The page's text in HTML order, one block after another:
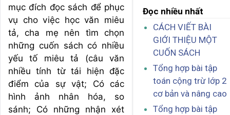
mục đích đọc sách để phục
vụ cho việc học văn miêu
tả, cha mẹ nên tìm chọn
những cuốn sách có nhiều
yếu tố miêu tả (câu văn
nhiều tính từ tái hiện đặc
điểm của sự vật; Có các
hình ảnh nhân hóa, so
sánh; Có những nhận xét
Đọc nhiều nhất
CÁCH VIẾT BÀI
GIỚI THIỆU MỘT
CUỐN SÁCH
Tổng hợp bài tập
toán cộng trừ lớp 2
cơ bản và nâng cao
Tổng hợp bài tập